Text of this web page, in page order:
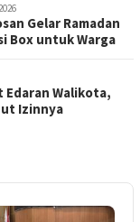
Gelar Ramadan
Box untuk Warga
Edaran Walikota,
Izinnya